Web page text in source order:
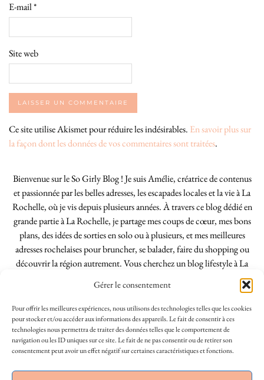
Gérer le consentement
Pour offrir les meilleures expériences, nous utilisons des technologies telles que les cookies
pour stocker et/ou accéder aux informations des appareils. Le fait de consentir à ces
technologies nous permettra de traiter des données telles que le comportement de
navigation ou les ID uniques sur ce site. Le fait de ne pas consentir ou de retirer son
consentement peut avoir un effet négatif sur certaines caractéristiques et fonctions.
E-mail*
Site web
Ce site utilise Akismet pour réduire les indésirables. En savoir plus sur
la façon dont les données de vos commentaires sont traitées.
Bienvenue sur le So Girly Blog ! Je suis Amélie, créatrice de contenus
et passionnée par les belles adresses, les escapades locales et la vie à La
Rochelle, où je vis depuis plusieurs années. À travers ce blog dédié en
grande partie à La Rochelle, je partage mes coups de cœur, mes bons
plans, des idées de sorties en solo ou à plusieurs, et mes meilleures
adresses rochelaises pour bruncher, se balader, faire du shopping ou
découvrir la région autrement. Vous cherchez un blog lifestyle à La
Rochelle, tenu par une locale ? Vous êtes au bon endroit. Que vous
soyez Rochelais·e ou de passage dans notre belle ville, j’espère que mes
articles vous aideront à profiter de La Rochelle comme un·e vrai·e
initié·e. !